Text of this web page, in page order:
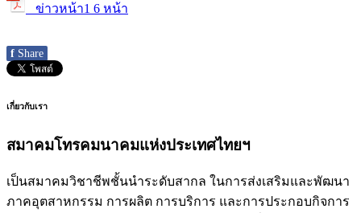
ข่าวหน้า1 6 หน้า
f Share
เกี่ยวกับเรา
สมาคมโทรคมนาคมแห่งประเทศไทยฯ
เป็นสมาคมวิชาชีพชั้นนำระดับสากล ในการส่งเสริมและพัฒนา
ภาคอุตสาหกรรม การผลิต การบริการ และการประกอบกิจการ